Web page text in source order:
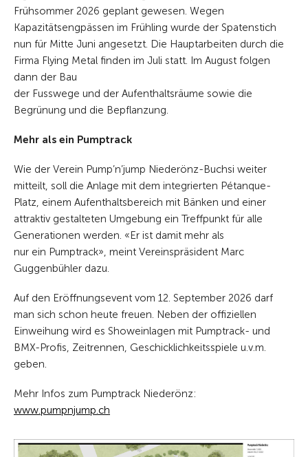
Frühsommer 2026 geplant gewesen. Wegen
Kapazitätsengpässen im Frühling wurde der Spatenstich
nun für Mitte Juni angesetzt. Die Hauptarbeiten durch die
Firma Flying Metal finden im Juli statt. Im August folgen
dann der Bau
der Fusswege und der Aufenthaltsräume sowie die
Begrünung und die Bepflanzung.
Mehr als ein Pumptrack
Wie der Verein Pump’n’jump Niederönz-Buchsi weiter
mitteilt, soll die Anlage mit dem integrierten Pétanque-
Platz, einem Aufenthaltsbereich mit Bänken und einer
attraktiv gestalteten Umgebung ein Treffpunkt für alle
Generationen werden. «Er ist damit mehr als
nur ein Pumptrack», meint Vereinspräsident Marc
Guggenbühler dazu.
Auf den Eröffnungsevent vom 12. September 2026 darf
man sich schon heute freuen. Neben der offiziellen
Einweihung wird es Showeinlagen mit Pumptrack- und
BMX-Profis, Zeitrennen, Geschicklichkeitsspiele u.v.m.
geben.
Mehr Infos zum Pumptrack Niederönz:
www.pumpnjump.ch